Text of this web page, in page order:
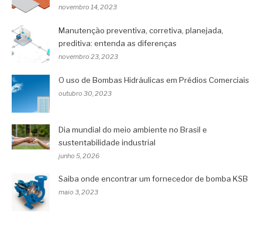
novembro 14, 2023
Manutenção preventiva, corretiva, planejada,
preditiva: entenda as diferenças
novembro 23, 2023
O uso de Bombas Hidráulicas em Prédios Comerciais
outubro 30, 2023
Dia mundial do meio ambiente no Brasil e
sustentabilidade industrial
junho 5, 2026
Saiba onde encontrar um fornecedor de bomba KSB
maio 3, 2023